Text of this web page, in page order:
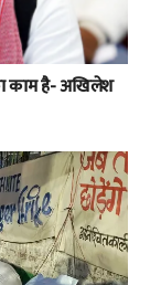
काम है- अखिलेश